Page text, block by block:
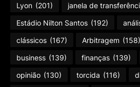
Lyon (201) janela de
Estádio Nilton Santos (192)
clássicos (167) Arbitragem (158)
business (139) finanças (139)
opinião (130) torcida (116)